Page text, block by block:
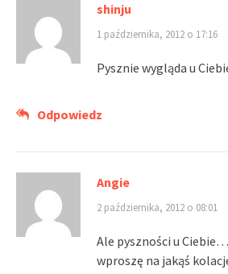
shinju
1 października, 2012 o 17:16
Pysznie wygląda u
Odpowiedz
Angie
2 października, 2012 o 08:01
Ale pyszności u
wproszę na jakąś